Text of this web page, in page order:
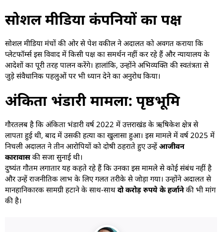
सोशल मीडिया कंपनियों का पक्ष
सोशल मीडिया मंचों की ओर से पेश वकील ने अदालत को अवगत कराया कि
प्लेटफॉर्म्स इस विवाद में किसी पक्ष का समर्थन नहीं कर रहे हैं और न्यायालय के
आदेशों का पूरी तरह पालन करेंगे। हालांकि, उन्होंने अभिव्यक्ति की स्वतंत्रता से
जुड़े संवैधानिक पहलुओं पर भी ध्यान देने का अनुरोध किया।
अंकिता भंडारी मामला: पृष्ठभूमि
गौरतलब है कि अंकिता भंडारी वर्ष 2022 में उत्तराखंड के ऋषिकेश क्षेत्र से
लापता हुई थी, बाद में उसकी हत्या का खुलासा हुआ। इस मामले में वर्ष 2025 में
निचली अदालत ने तीन आरोपियों को दोषी ठहराते हुए उन्हेंआजीवन
कारावासकी सजा सुनाई थी।
दुष्यंत गौतम लगातार यह कहते रहे हैं कि उनका इस मामले से कोई संबंध नहीं है
और उन्हें राजनीतिक लाभ के लिए गलत तरीके से जोड़ा गया। उन्होंने अदालत से
मानहानिकारक सामग्री हटाने के साथ-साथ दो करोड़ रुपये के हर्जानेकी भी मांग
की है।